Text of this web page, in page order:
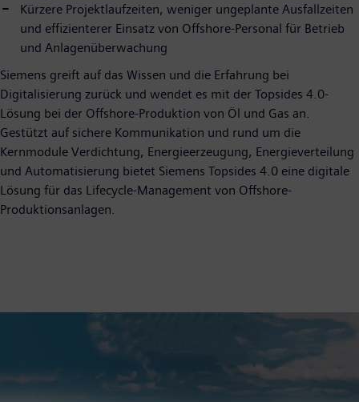
Kürzere Projektlaufzeiten, weniger ungeplante Ausfallzeiten
und effizienterer Einsatz von Offshore-Personal für Betrieb
und Anlagenüberwachung
Siemens greift auf das Wissen und die Erfahrung bei
Digitalisierung zurück und wendet es mit der Topsides 4.0-
Lösung bei der Offshore-Produktion von Öl und Gas an.
Gestützt auf sichere Kommunikation und rund um die
Kernmodule Verdichtung, Energieerzeugung, Energieverteilung
und Automatisierung bietet Siemens Topsides 4.0 eine digitale
Lösung für das Lifecycle-Management von Offshore-
Produktionsanlagen.